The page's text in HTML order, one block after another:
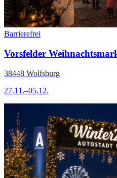
Barrierefrei
Vorsfelder
38448 Wolfsburg
27.11.–05.12.